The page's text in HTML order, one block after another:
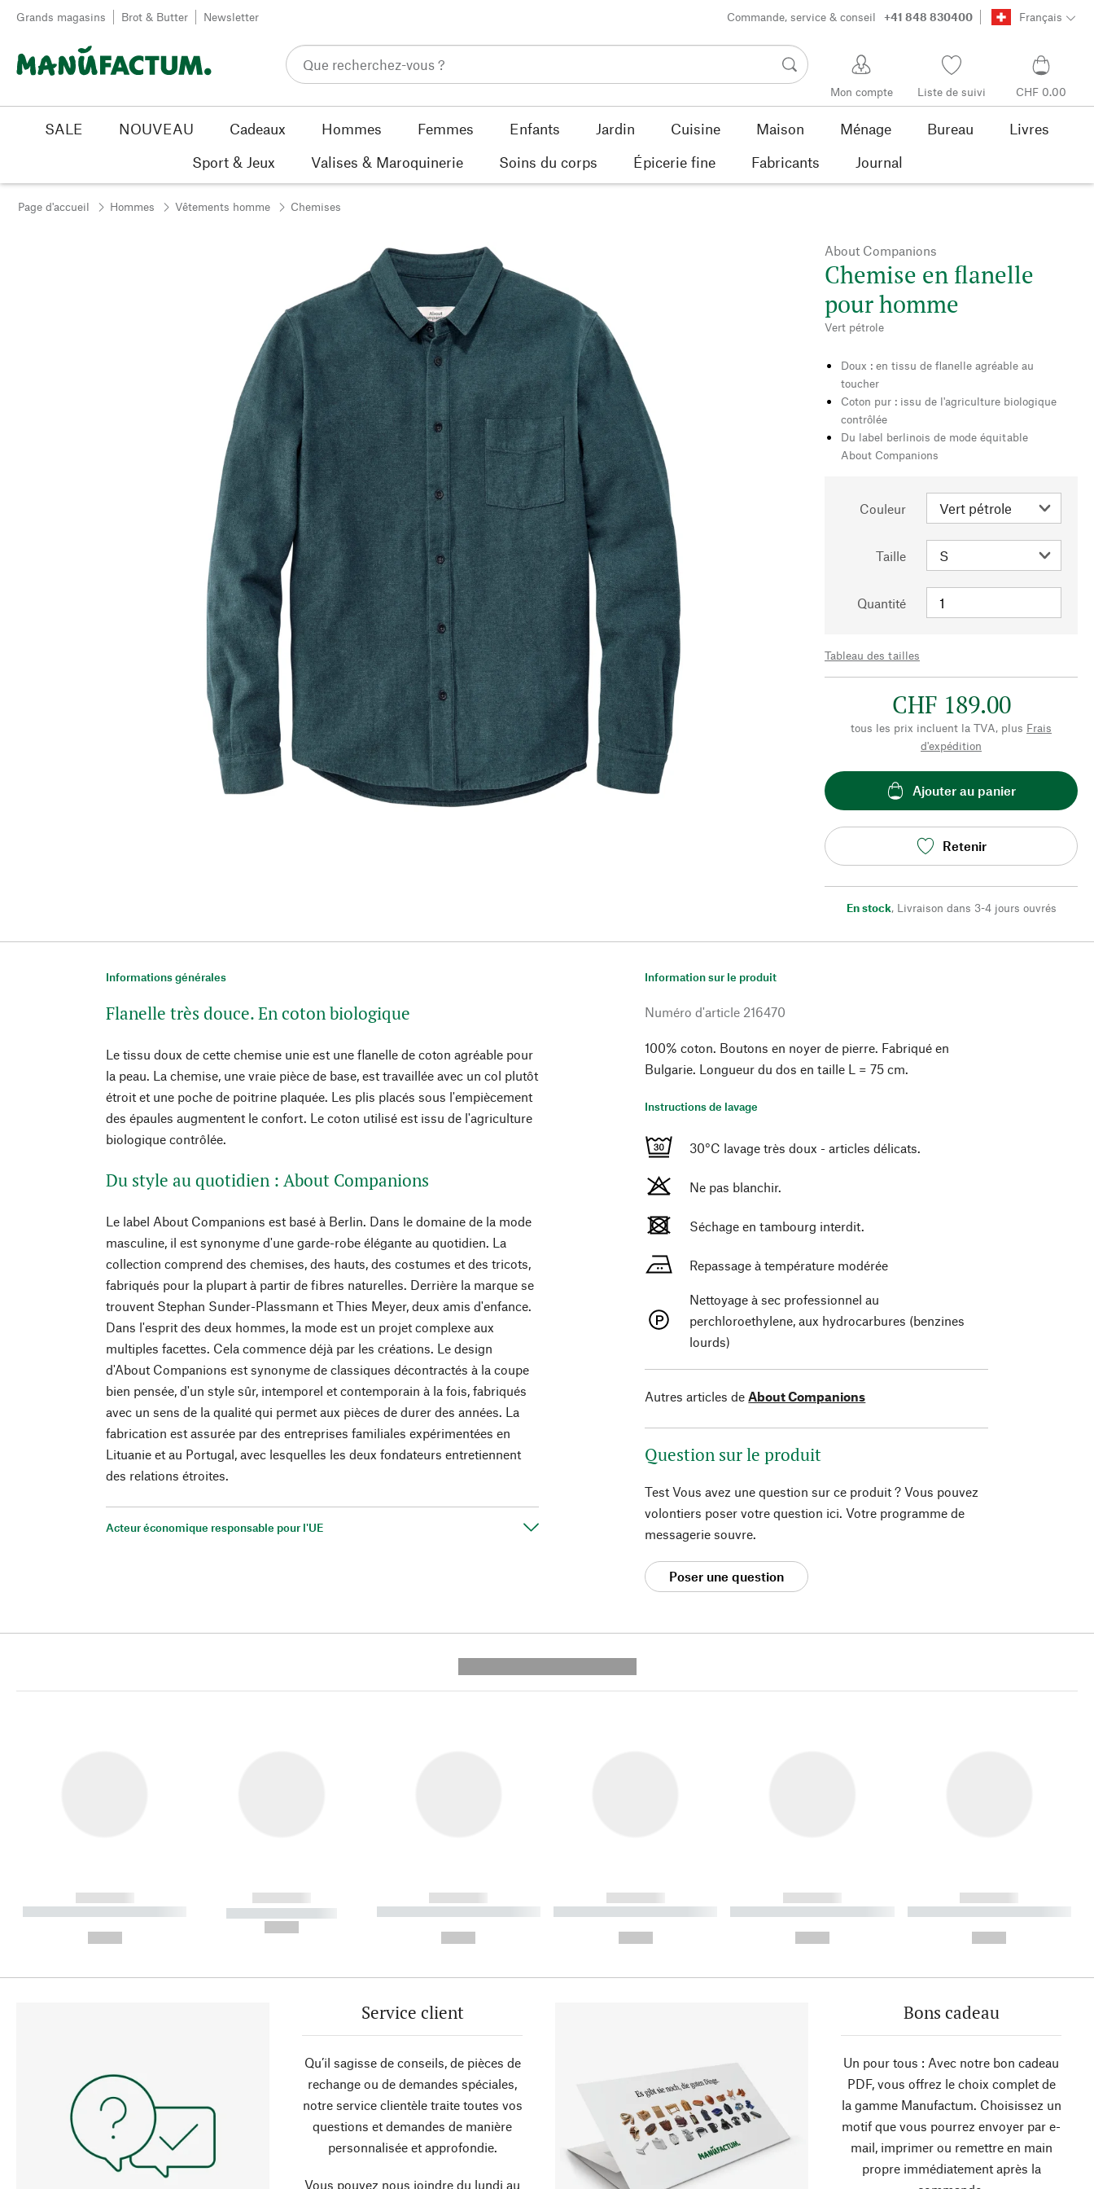
Passer au contenu
Grands magasins Brot & Butter Newsletter Commande, service & conseil +41 848 830400 Français
Mon compte Liste de suivi CHF 0.00
SALE NOUVEAU Cadeaux Hommes Femmes Enfants Jardin Cuisine Maison Ménage Bureau
Livres
Sport & Jeux
Valises & Maroquinerie Soins du corps Épicerie fine Fabricants Journal
Page d'accueil Hommes Vêtements homme Chemises
About Companions
Chemise en flanelle
pour homme
Vert pétrole
Doux : en tissu de flanelle agréable au
toucher
Coton pur : issu de l'agriculture biologique
contrôlée
Du label berlinois de mode équitable
About Companions
Couleur
Taille
Quantité
Tableau des tailles
CHF 189.00
tous les prix incluent la TVA, plus Frais
d'expédition
Ajouter au panier
Retenir
En stock, Livraison dans 3-4 jours ouvrés
Informations générales
Flanelle très douce. En coton biologique
Le tissu doux de cette chemise unie est une flanelle de coton agréable pour
la peau. La chemise, une vraie pièce de base, est travaillée avec un col plutôt
étroit et une poche de poitrine plaquée. Les plis placés sous l'empiècement
des épaules augmentent le confort. Le coton utilisé est issu de l'agriculture
biologique contrôlée.
Du style au quotidien : About Companions
Le label About Companions est basé à Berlin. Dans le domaine de la mode
masculine, il est synonyme d'une garde-robe élégante au quotidien. La
collection comprend des chemises, des hauts, des costumes et des tricots,
fabriqués pour la plupart à partir de fibres naturelles. Derrière la marque se
trouvent Stephan Sunder-Plassmann et Thies Meyer, deux amis d'enfance.
Dans l'esprit des deux hommes, la mode est un projet complexe aux
multiples facettes. Cela commence déjà par les créations. Le design
d'About Companions est synonyme de classiques décontractés à la coupe
bien pensée, d'un style sûr, intemporel et contemporain à la fois, fabriqués
avec un sens de la qualité qui permet aux pièces de durer des années. La
fabrication est assurée par des entreprises familiales expérimentées en
Lituanie et au Portugal, avec lesquelles les deux fondateurs entretiennent
des relations étroites.
Acteur économique responsable pour l'UE
Information sur le produit
Numéro d'article 216470
100% coton. Boutons en noyer de pierre. Fabriqué en
Bulgarie. Longueur du dos en taille L = 75 cm.
Instructions de lavage
30°C lavage très doux - articles délicats.
Ne pas blanchir.
Séchage en tambourg interdit.
Repassage à température modérée
Nettoyage à sec professionnel au
perchloroethylene, aux hydrocarbures (benzines
lourds)
Autres articles de About Companions
Question sur le produit
Test Vous avez une question sur ce produit ? Vous pouvez
volontiers poser votre question ici. Votre programme de
messagerie souvre.
Poser une question
------------
----------- ----------- ----------
------------
----------- -----------
------------
----------- ----------- ----------
------------
----------- ----------- ----------
------------
----------- ----------- ----------
------------
----------- ----------- ----------
Service client
Qu’il sagisse de conseils, de pièces de
rechange ou de demandes spéciales,
notre service clientèle traite toutes vos
questions et demandes de manière
personnalisée et approfondie.
Vous pouvez nous joindre du lundi au
Bons cadeau
Un pour tous : Avec notre bon cadeau
PDF, vous offrez le choix complet de
la gamme Manufactum. Choisissez un
motif que vous pourrez envoyer par e-
mail, imprimer ou remettre en main
propre immédiatement après la